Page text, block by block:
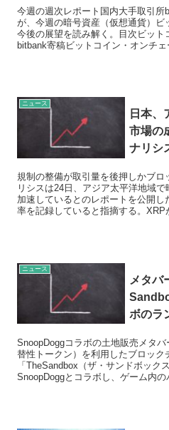
今週の週次レポート国内大手取引所
が、今週の暗号資産（仮想通貨）ビ
今後の展望を読み解く。目次ビット
bitbank寄稿ビットコイン・オンチ
ニュース
日本、
市場の
ナリシ
規制の整備が取引量を後押しかブ
リシスは24日、アジア太平洋地域
加速しているとのレポートを公開
率を記録していると指摘する。
ニュース
メタバ
ボのラ
SnoopDoggコラボの土地販売メタ
替性トークン）を利用したブロック
「TheSandbox（ザ・サンドボック
SnoopDoggとコラボし、ゲーム内の